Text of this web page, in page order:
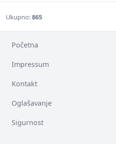
Ukupno:865
Početna
Impressum
Kontakt
Oglašavanje
Sigurnost